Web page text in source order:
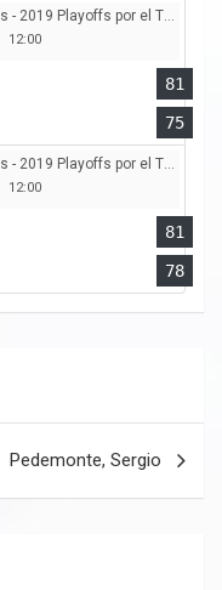
Campeonato Argentino - Mayores - 2019 Playoffs por el Titulo
12:00
81
75
Campeonato Argentino - Mayores - 2019 Playoffs por el Titulo
12:00
81
78
Pedemonte, Sergio